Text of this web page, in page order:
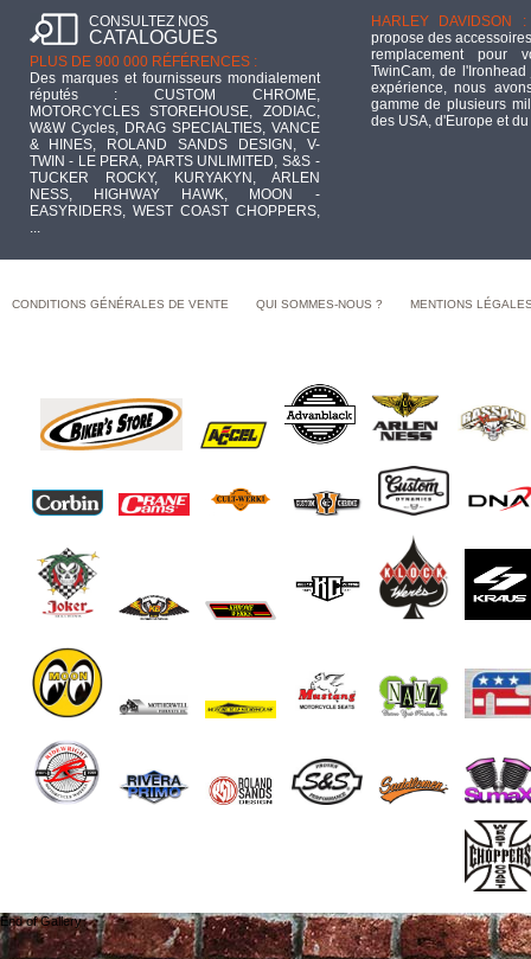
CONSULTEZ NOS
CATALOGUES
PLUS DE 900 000 RÉFÉRENCES :
Des marques et fournisseurs mondialement
réputés : CUSTOM CHROME,
MOTORCYCLES STOREHOUSE, ZODIAC,
W&W Cycles, DRAG SPECIALTIES, VANCE
& HINES, ROLAND SANDS DESIGN, V-
TWIN - LE PERA, PARTS UNLIMITED, S&S -
TUCKER ROCKY, KURYAKYN, ARLEN
NESS, HIGHWAY HAWK, MOON -
EASYRIDERS, WEST COAST CHOPPERS,
HARLEY DAVIDSON :
propose des
remplacement pour
TwinCam, de
expérience, nous
gamme de plusieurs
des USA, d'Europe et
CONDITIONS GÉNÉRALES DE VENTE QUI SOMMES-NOUS ? MENTIONS
End of Gallery